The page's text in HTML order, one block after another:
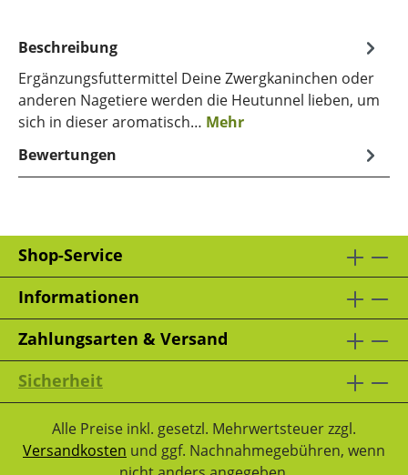
Beschreibung
Ergänzungsfuttermittel Deine Zwergkaninchen oder
anderen Nagetiere werden die Heutunnel lieben, um
sich in dieser aromatisch… Mehr
Bewertungen
Shop-Service
Informationen
Zahlungsarten & Versand
Sicherheit
Alle Preise inkl. gesetzl. Mehrwertsteuer zzgl.
Versandkosten und ggf. Nachnahmegebühren, wenn